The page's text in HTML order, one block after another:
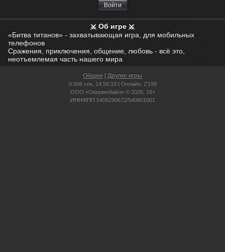
Войти
Об игре
«Битва титанов» - захватывающая игра, для мобильных
телефонов
Сражения, приключения, общение, любовь - всё это,
неотъемлемая часть нашего мира
Общее Другие игры
0.006 сек, 14:56:19 | Онлайн: 2'199
ООО «Овермобайл» © 2026, 18+
ИНН/КПП 5408290672/540801001